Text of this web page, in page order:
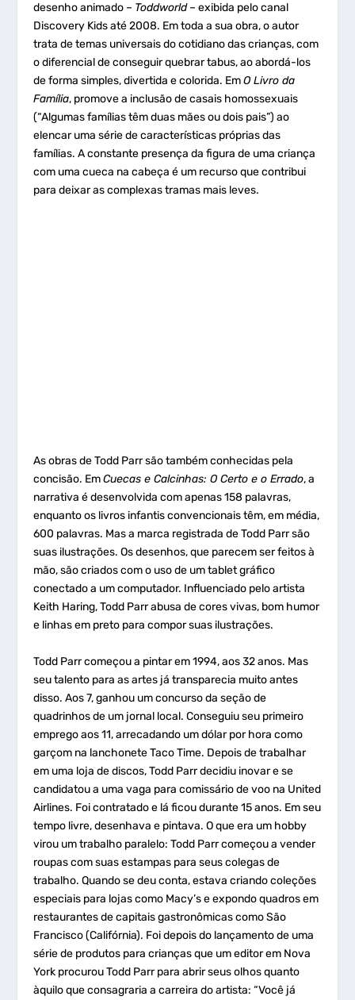
desenho animado – Toddworld– exibida pelo canal
Discovery Kids até 2008. Em toda a sua obra, o autor
trata de temas universais do cotidiano das crianças, com
o diferencial de conseguir quebrar tabus, ao abordá-los
de forma simples, divertida e colorida. EmO Livro da
Família, promove a inclusão de casais homossexuais
(“Algumas famílias têm duas mães ou dois pais”) ao
elencar uma série de características próprias das
famílias. A constante presença da figura de uma criança
com uma cueca na cabeça é um recurso que contribui
para deixar as complexas tramas mais leves.
As obras de Todd Parr são também conhecidas pela
concisão. EmCuecas e Calcinhas: O Certo e o Errado, a
narrativa é desenvolvida com apenas 158 palavras,
enquanto os livros infantis convencionais têm, em média,
600 palavras. Mas a marca registrada de Todd Parr são
suas ilustrações. Os desenhos, que parecem ser feitos à
mão, são criados com o uso de um tablet gráfico
conectado a um computador. Influenciado pelo artista
Keith Haring, Todd Parr abusa de cores vivas, bom humor
e linhas em preto para compor suas ilustrações.
Todd Parr começou a pintar em 1994, aos 32 anos. Mas
seu talento para as artes já transparecia muito antes
disso. Aos 7, ganhou um concurso da seção de
quadrinhos de um jornal local. Conseguiu seu primeiro
emprego aos 11, arrecadando um dólar por hora como
garçom na lanchonete Taco Time. Depois de trabalhar
em uma loja de discos, Todd Parr decidiu inovar e se
candidatou a uma vaga para comissário de voo na United
Airlines. Foi contratado e lá ficou durante 15 anos. Em seu
tempo livre, desenhava e pintava. O que era um hobby
virou um trabalho paralelo: Todd Parr começou a vender
roupas com suas estampas para seus colegas de
trabalho. Quando se deu conta, estava criando coleções
especiais para lojas como Macy’s e expondo quadros em
restaurantes de capitais gastronômicas como São
Francisco (Califórnia). Foi depois do lançamento de uma
série de produtos para crianças que um editor em Nova
York procurou Todd Parr para abrir seus olhos quanto
àquilo que consagraria a carreira do artista: “Você já